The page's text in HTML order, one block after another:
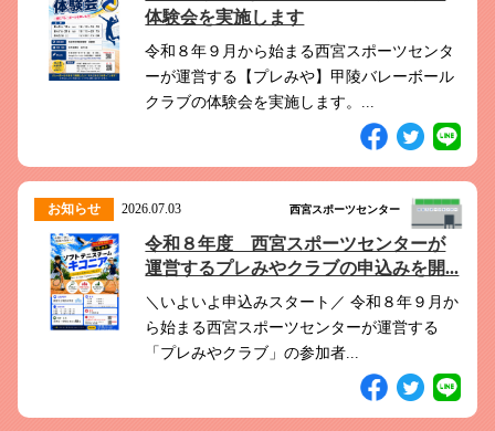
体験会を実施します
令和８年９月から始まる西宮スポーツセンタ
ーが運営する【プレみや】甲陵バレーボール
クラブの体験会を実施します。...
お知らせ 2026.07.03 西宮スポーツセンター
令和８年度 西宮スポーツセンターが
運営するプレみやクラブの申込みを開...
＼いよいよ申込みスタート／ 令和８年９月か
ら始まる西宮スポーツセンターが運営する
「プレみやクラブ」の参加者...